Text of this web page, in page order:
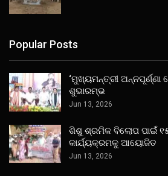
Popular Posts
‘ମୁଖ୍ୟମନ୍ତ୍ରୀ ଅନ୍ନପୂର୍ଣ୍ଣା
ଶୁଭାରମ୍ଭ
Jun 13, 2026
ଶିଶୁ ଶ୍ରମିକ ବିଲୋପ ପାଇଁ
କାର୍ଯ୍ୟକ୍ରମକୁ ଆୟୋଜିତ
Jun 13, 2026